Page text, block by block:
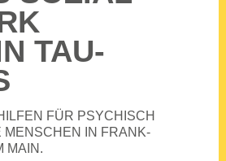
TAU­
FÜR PSY­CHISCH
MEN­SCHEN IN FRANK­
MAIN.